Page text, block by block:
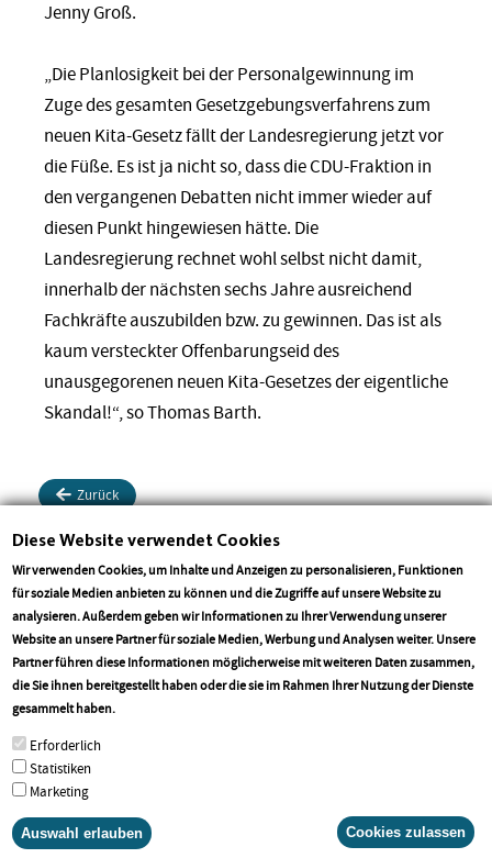
Jenny Groß.
„Die Planlosigkeit bei der Personalgewinnung im
Zuge des gesamten Gesetzgebungsverfahrens zum
neuen Kita-Gesetz fällt der Landesregierung jetzt vor
die Füße. Es ist ja nicht so, dass die CDU-Fraktion in
den vergangenen Debatten nicht immer wieder auf
diesen Punkt hingewiesen hätte. Die
Landesregierung rechnet wohl selbst nicht damit,
innerhalb der nächsten sechs Jahre ausreichend
Fachkräfte auszubilden bzw. zu gewinnen. Das ist als
kaum versteckter Offenbarungseid des
unausgegorenen neuen Kita-Gesetzes der eigentliche
Skandal!“, so Thomas Barth.
Zurück
Teilen Teilen Drucken
Diese Website verwendet Cookies
Wir verwenden Cookies, um Inhalte und Anzeigen zu personalisieren, Funktionen
für soziale Medien anbieten zu können und die Zugriffe auf unsere Website zu
analysieren. Außerdem geben wir Informationen zu Ihrer Verwendung unserer
Website an unsere Partner für soziale Medien, Werbung und Analysen weiter. Unsere
Partner führen diese Informationen möglicherweise mit weiteren Daten zusammen,
die Sie ihnen bereitgestellt haben oder die sie im Rahmen Ihrer Nutzung der Dienste
gesammelt haben.
Erforderlich
Statistiken
Marketing
Auswahl erlauben Cookies zulassen